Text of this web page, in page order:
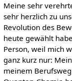
Meine sehr
sehr herzlich zu
Revolution des
heute gewählt
Person, weil mich
ganz kurz nur:
meinem